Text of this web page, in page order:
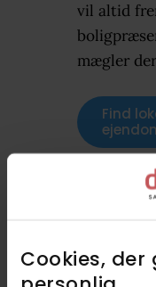
Cookies,
vil altid
mægler
Find